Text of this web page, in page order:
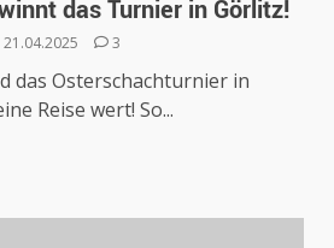
das Turnier in Görlitz!
21.04.2025 3
das Osterschachturnier in
Reise wert! So...